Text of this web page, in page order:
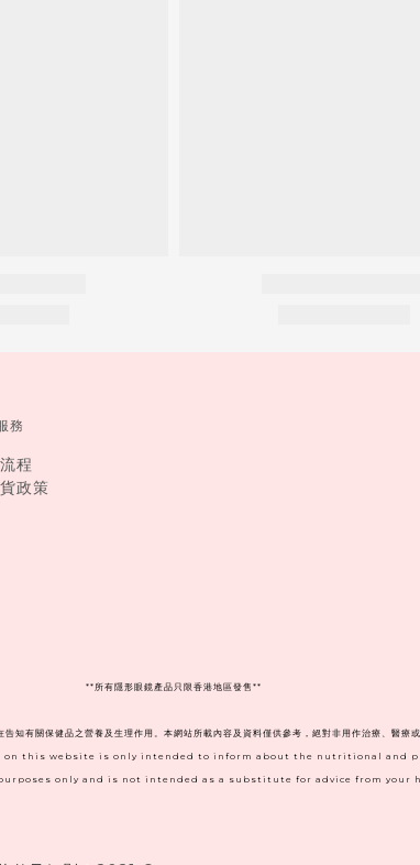
務
程
政策
** 所有隱形眼鏡產品只限香港地區發售**
知有關保健品之營養及生理作用。本網站所載內容及資料僅供參考，絕對非用作治療、醫療
this website is only intended to inform about the nutritional and
only and is not intended as a substitute for advice from your